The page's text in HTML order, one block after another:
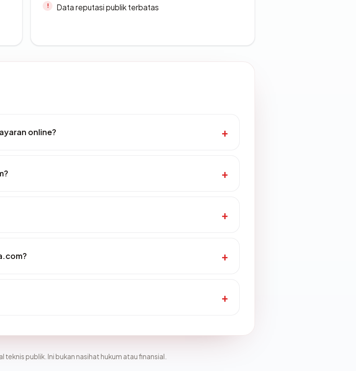
Data reputasi publik terbatas
online?
publik. Ini bukan nasihat hukum atau finansial.